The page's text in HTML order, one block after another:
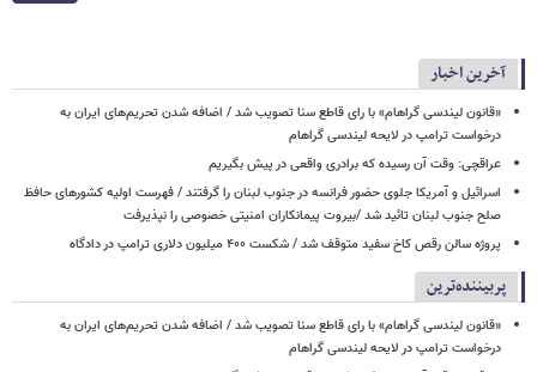
آخرین اخبار
«قانون لیندسی گراهام» با رای قاطع سنا تصویب شد / اضافه شدن تحریم‌های ایران به
درخواست ترامپ در لایحه لیندسی گراهام
عراقچی: وقت آن رسیده که برادری واقعی در پیش بگیریم
اسرائیل و آمریکا جلوی حضور فرانسه در جنوب لبنان را گرفتند / فهرست اولیه کشورهای حافظ
صلح جنوب لبنان تائید شد /بیروت پیمانکاران امنیتی خصوصی را نپذیرفت
پروژه سالن رقص کاخ سفید متوقف شد / شکست ۴۰۰ میلیون دلاری ترامپ در دادگاه
پربیننده‌ترین
«قانون لیندسی گراهام» با رای قاطع سنا تصویب شد / اضافه شدن تحریم‌های ایران به
درخواست ترامپ در لایحه لیندسی گراهام